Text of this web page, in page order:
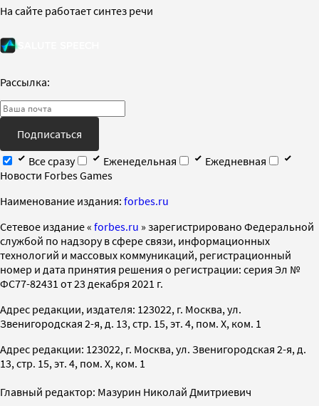
На сайте работает синтез речи
Рассылка:
Подписаться
Все сразу
Еженедельная
Ежедневная
Новости Forbes Games
Наименование издания: forbes.ru
Cетевое издание « forbes.ru » зарегистрировано Федеральной
службой по надзору в сфере связи, информационных
технологий и массовых коммуникаций, регистрационный
номер и дата принятия решения о регистрации: серия Эл №
ФС77-82431 от 23 декабря 2021 г.
Адрес редакции, издателя: 123022, г. Москва, ул.
Звенигородская 2-я, д. 13, стр. 15, эт. 4, пом. X, ком. 1
Адрес редакции: 123022, г. Москва, ул. Звенигородская 2-я, д.
13, стр. 15, эт. 4, пом. X, ком. 1
Главный редактор: Мазурин Николай Дмитриевич